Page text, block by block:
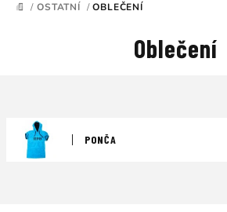
DOMŮ
/ OSTATNÍ / OBLEČENÍ
Oblečení
PONČA